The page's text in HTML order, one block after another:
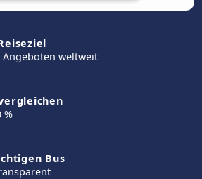
weltweit
%
Bus